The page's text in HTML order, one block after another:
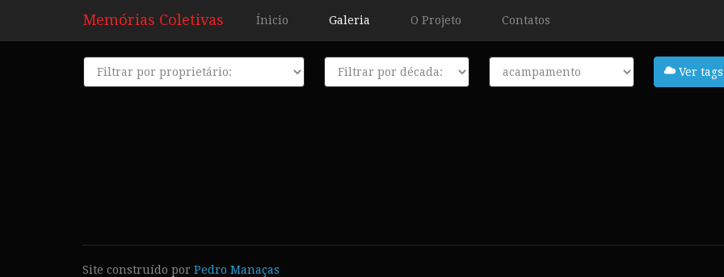
Memórias Coletivas Ínicio Galeria O Projeto Contatos
Proprietário Década Tags
Ver tags
Site construído por Pedro Manaças